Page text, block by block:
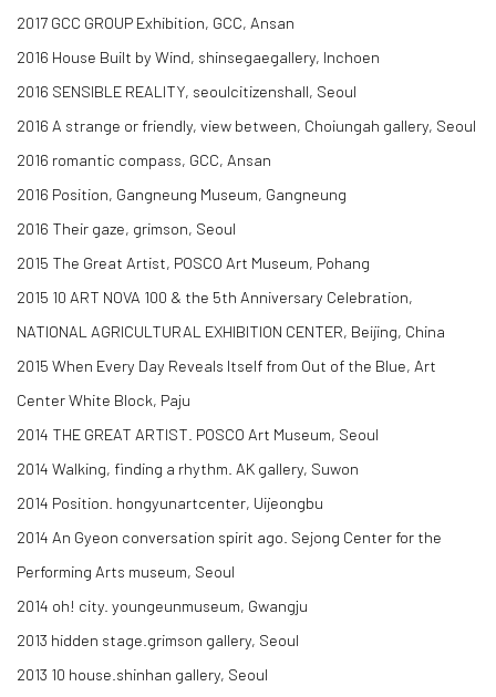
2017 GCC GROUP Exhibition, GCC, Ansan
2016 House Built by Wind, shinsegaegallery, Inchoen
2016 SENSIBLE REALITY, seoulcitizenshall, Seoul
2016 A strange or friendly, view between, Choiungah gallery, Seoul
2016 romantic compass, GCC, Ansan
2016 Position, Gangneung Museum, Gangneung
2016 Their gaze, grimson, Seoul
2015 The Great Artist, POSCO Art Museum, Pohang
2015 10 ART NOVA 100 & the 5th Anniversary Celebration,
NATIONAL AGRICULTURAL EXHIBITION CENTER, Beijing, China
2015 When Every Day Reveals Itself from Out of the Blue, Art
Center White Block, Paju
2014 THE GREAT ARTIST. POSCO Art Museum, Seoul
2014 Walking, finding a rhythm. AK gallery, Suwon
​2014 Position. hongyunartcenter, Uijeongbu
​2014 An Gyeon conversation spirit ago. Sejong Center for the
Performing Arts museum, Seoul
​2014 oh! city. youngeunmuseum, Gwa​ngju
2013 hidden stage.grimson gallery, Seoul
2013 10 house.shinhan gallery, Seoul